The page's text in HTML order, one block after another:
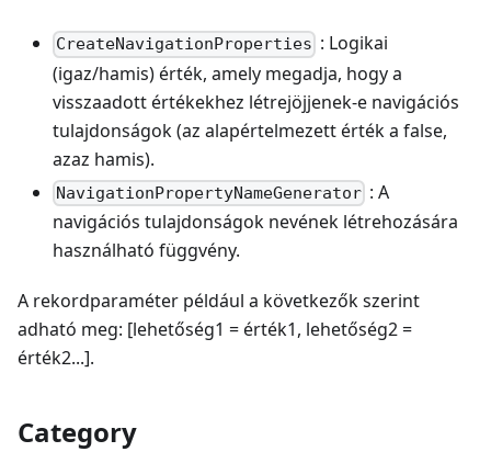
CreateNavigationProperties : Logikai
(igaz/hamis) érték, amely megadja, hogy a
visszaadott értékekhez létrejöjjenek-e navigációs
tulajdonságok (az alapértelmezett érték a false,
azaz hamis).
NavigationPropertyNameGenerator : A
navigációs tulajdonságok nevének létrehozására
használható függvény.
A rekordparaméter például a következők szerint
adható meg: [lehetőség1 = érték1, lehetőség2 =
érték2...].
Category